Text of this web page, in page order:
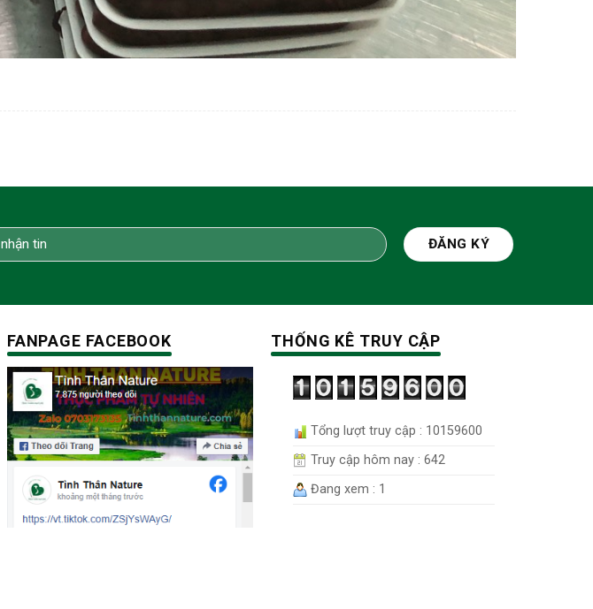
FANPAGE FACEBOOK THỐNG KÊ TRUY CẬP
Tổng lượt truy cập : 10159600
Truy cập hôm nay : 642
Đang xem : 1